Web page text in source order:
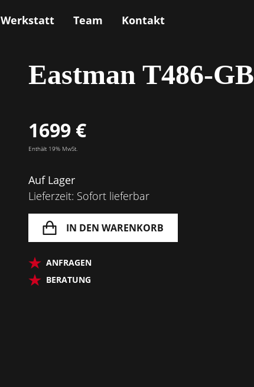
Werkstatt Team Kontakt
Eastman T486-GB
1699 €
Enthält 19% MwSt.
Auf Lager
Lieferzeit: Sofort lieferbar
IN DEN WARENKORB
ANFRAGEN
BERATUNG